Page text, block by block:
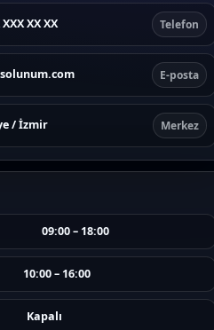
XX XX Telefon
E-posta
/ İzmir Merkez
09:00 – 18:00
10:00 – 16:00
Kapalı